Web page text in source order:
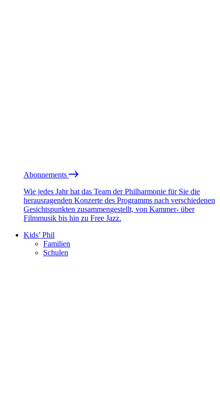
Abonnements
Wie jedes Jahr hat das Team der Philharmonie für Sie die
herausragenden Konzerte des Programms nach verschiedenen
Gesichtspunkten zusammengestellt, von Kammer- über
Filmmusik bis hin zu Free Jazz.
Kids’ Phil
Familien
Schulen